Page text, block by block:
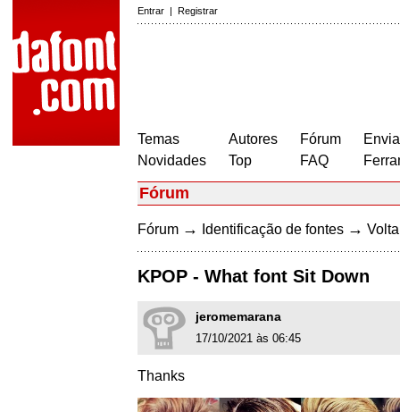
Entrar | Registrar
Temas
Novidades
Autores
Top
Fórum
FAQ
Fórum
Fórum → Identificação de fontes →
KPOP - What font Sit Down
jeromemarana
17/10/2021 às 06:45
Thanks